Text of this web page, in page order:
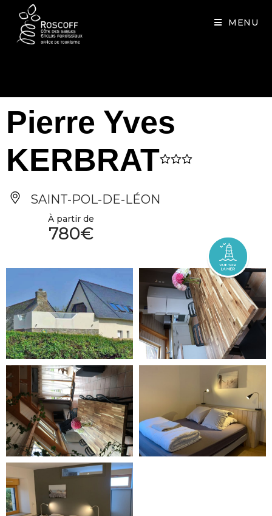
MENU
Pierre Yves
KERBRAT
SAINT-POL-DE-LÉON
À partir de
780€
Cookies management panel